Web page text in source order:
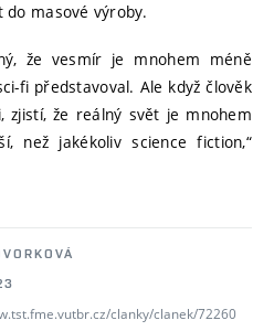
do masové výroby.
že vesmír je mnohem méně
fi představoval. Ale když člověk
zjistí, že reálný svět je mnohem
než jakékoliv science fiction,“
clanky/clanek/72260